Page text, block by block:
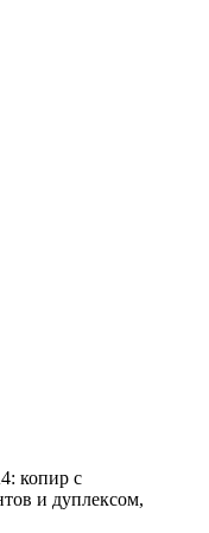
копир с
и дуплексом,